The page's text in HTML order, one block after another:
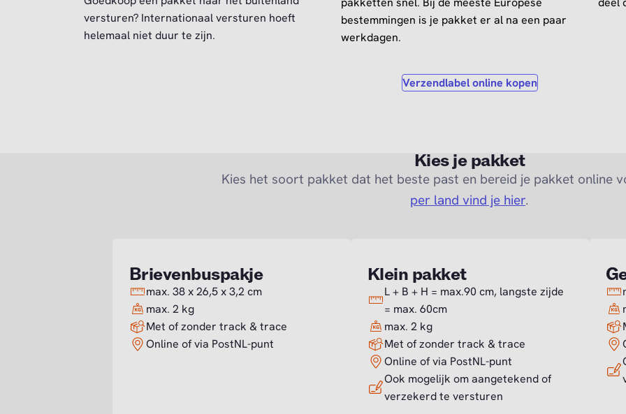
versturen? Internationaal versturen hoeft
helemaal niet duur te zijn.
bestemmingen is je pakket er al na een paar
werkdagen.
Verzendlabel online kopen
Kies je pakket
Kies het soort pakket dat het beste past en bereid je pakket online
per land vind je hier.
Brievenbuspakje
max. 38 x 26,5 x 3,2 cm
max. 2 kg
Met of zonder track & trace
Online of via PostNL-punt
Klein pakket
L + B + H = max.90 cm, langste zijde
= max. 60cm
max. 2 kg
Met of zonder track & trace
Online of via PostNL-punt
Ook mogelijk om aangetekend of
verzekerd te versturen